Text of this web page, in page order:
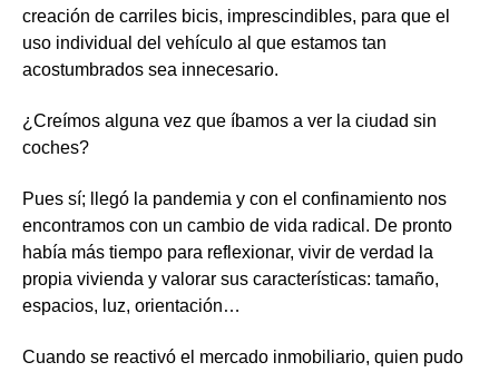
creación de carriles bicis, imprescindibles, para que el
uso individual del vehículo al que estamos tan
acostumbrados sea innecesario.
¿Creímos alguna vez que íbamos a ver la ciudad sin
coches?
Pues sí; llegó la pandemia y con el confinamiento nos
encontramos con un cambio de vida radical. De pronto
había más tiempo para reflexionar, vivir de verdad la
propia vivienda y valorar sus características: tamaño,
espacios, luz, orientación…
Cuando se reactivó el mercado inmobiliario, quien pudo